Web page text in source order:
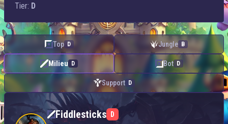
Tier: D
Top D Jungle B
Milieu D Bot D
Support D
Fiddlesticks — Milieu
Fiddlesticks D